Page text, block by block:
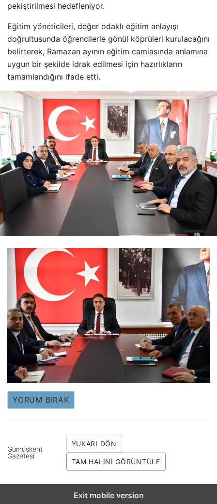
pekiştirilmesi hedefleniyor.
Eğitim yöneticileri, değer odaklı eğitim anlayışı
doğrultusunda öğrencilerle gönül köprüleri kurulacağını
belirterek, Ramazan ayının eğitim camiasında anlamına
uygun bir şekilde idrak edilmesi için hazırlıkların
tamamlandığını ifade etti.
YORUM BIRAK
Gümüşkent
Gazetesi
YUKARI DÖN
TAM HALINI GÖRÜNTÜLE
Exit mobile version